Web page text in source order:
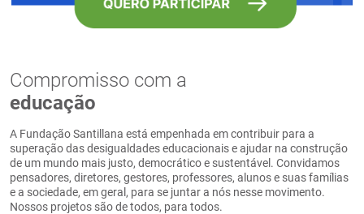
Compromisso com a
educação
A Fundação Santillana está empenhada em contribuir para a
superação das desigualdades educacionais e ajudar na construção
de um mundo mais justo, democrático e sustentável. Convidamos
pensadores, diretores, gestores, professores, alunos e suas famílias
e a sociedade, em geral, para se juntar a nós nesse movimento.
Nossos projetos são de todos, para todos.